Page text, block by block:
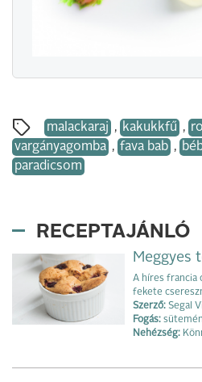
malackaraj , kakukkfű ,
vargányagomba , fava bab ,
paradicsom
RECEPTAJÁNLÓ
Meggyes
A híres francia
fekete
Szerző: Segal
Fogás:
Nehézség: